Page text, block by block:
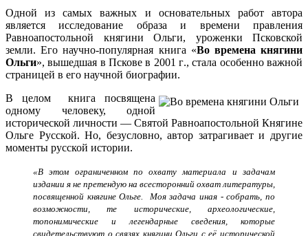
Одной из самых важных и основательных работ автора
является исследование образа и времени правления
Равноапостольной княгини Ольги, уроженки Псковской
земли. Его научно-популярная книга «Во времена княгини
Ольги», вышедшая в Пскове в 2001 г., стала особенно важной
страницей в его научной биографии.
В целом книга посвящена
одному человеку, одной
исторической личности — Святой Равноапостольной Княгине
Ольге Русской. Но, безусловно, автор затрагивает и другие
моменты русской истории.
«В этом ограниченном по охвату материала и задачам
издании я не претендую на всесторонний охват литературы,
посвященной княгине Ольге. Моя задача иная - собрать, по
возможности, те исторические, археологические,
топонимические и легендарные сведения, которые
свидетельствуют о связях княгини Ольги с её исторической